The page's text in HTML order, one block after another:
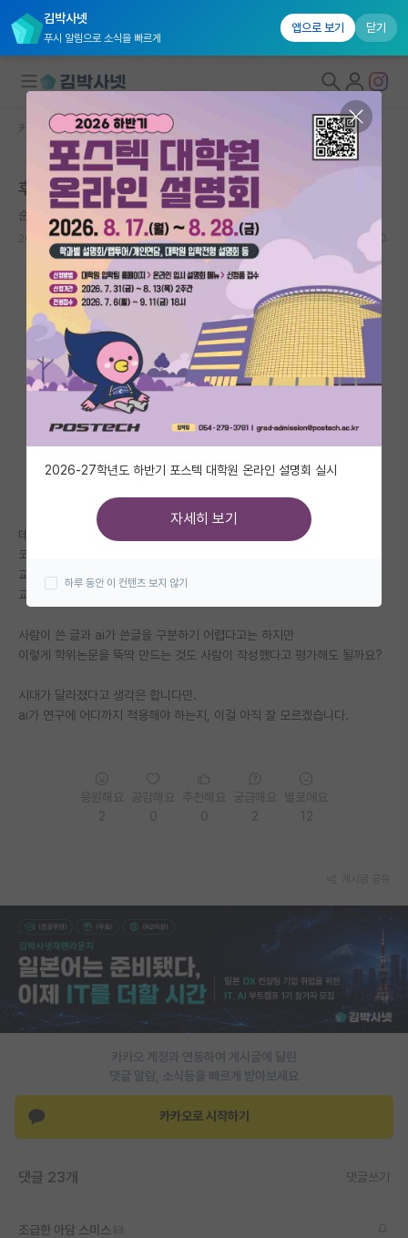
김박사넷
푸시 알림으로 소식을 빠르게
앱으로 보기 닫기
대학원생 모집
국내대학원 정보
연구실&오픈랩
커뮤니티
커뮤니티 홈
전체글보기
베스트 게시판
IF 명예의전당
자유 게시판(아무개랩)
미국 유학 게시판
미국 대학원 합격 후기 게시판
대학원 합격 후기 게시판
연구실(PI) 홍보 게시판
석박사 채용 정보 게시판
임용 정보 게시판
반도체/AI 게시판
장학금/장학생 게시판
학술 정보 게시판
홍보 게시판
커리어
유학교육
이벤트
커뮤니티 홈 자유 게시판(아무개랩)
후배가 ai로 논문을 작성하는데, 이것도 방법일까요?
순수한 존 폰 노이만
2026.05.15 23 8727
데이터는 직접 구하는데,
코드부터 학위논문 초안까지 ai한테 맡겨버리고,
교수님한테 학위 논문 초안 나왔다고, 검토를 받았는데,
교수님이 논리도 맞고, 구성도 괜찮다며 칭찬을 하시더군요.
사람이 쓴 글과 ai가 쓴글을 구분하기 어렵다고는 하지만
이렇게 학위논문을 뚝딱 만드는 것도 사람이 작성했다고 평가해도 될까요?
시대가 달라졌다고 생각은 합니다만.
ai가 연구에 어디까지 적용해야 하는지, 이걸 아직 잘 모르겠습니다.
카카오 계정과 연동하여 게시글에 달린
댓글 알람, 소식등을 빠르게 받아보세요
카카오로 시작하기
댓글 23개 댓글쓰기
조급한 아담 스미스
2026-27학년도 하반기 포스텍 대학원 온라인 설명회 실시
자세히 보기
하루 동안 이 컨텐츠 보지 않기